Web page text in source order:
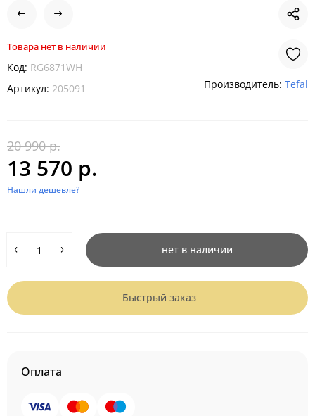
Товара нет в наличии
Код: RG6871WH
Артикул: 205091 Производитель: Tefal
20 990 р.
13 570 р.
Нашли дешевле?
нет в наличии
Быстрый заказ
Оплата